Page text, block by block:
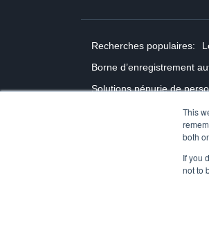
This
both
If you
not to
Recherches populaires:
Borne d’enregistrement
Solutions pénurie de
Technologie self-service
© 2026 Ariane Systems